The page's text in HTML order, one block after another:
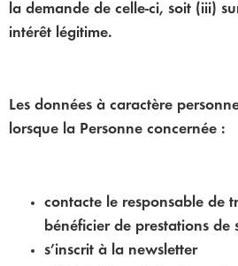
la demande de celle-ci, soit (iii)
intérêt légitime.
Les données à caractère
lorsque la Personne concernée :
contacte le responsable de
bénéficier de prestations de
s’inscrit à la newsletter